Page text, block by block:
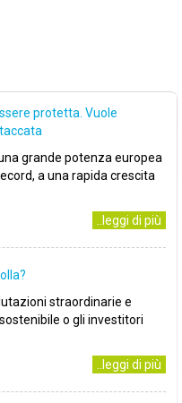
protetta. Vuole
grande potenza europea
a una rapida crescita
..leggi di più
straordinarie e
o gli investitori
..leggi di più